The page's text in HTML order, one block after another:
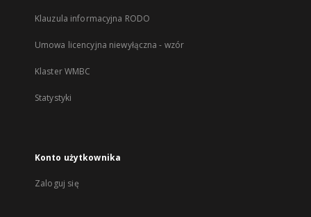
Klauzula informacyjna RODO
Umowa licencyjna niewyłączna - wzór
Klaster WMBC
Statystyki
Konto użytkownika
Zaloguj się